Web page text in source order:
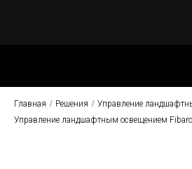
Главная / Решения / Управление
Управление ландшафтным освещением